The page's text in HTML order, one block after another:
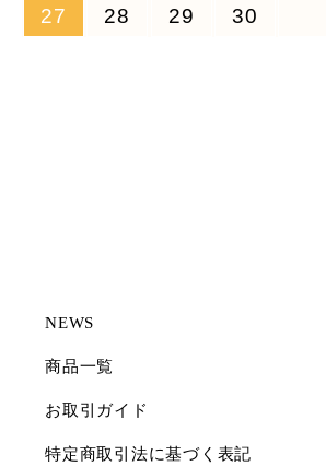
27
28 29 30
NEWS
商品一覧
お取引ガイド
特定商取引法に基づく表記